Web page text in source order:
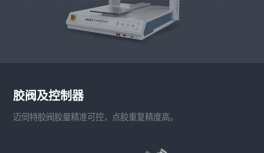
胶阀及控制器
迈伺特胶阀胶量精准可控，点胶重复精度高。